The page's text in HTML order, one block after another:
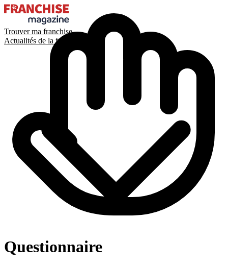
Trouver ma franchise
Actualités de la franchise
Questionnaire